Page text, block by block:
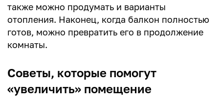
также можно продумать и варианты
отопления. Наконец, когда балкон полностью
готов, можно превратить его в продолжение
комнаты.
Советы, которые помогут
«увеличить» помещение